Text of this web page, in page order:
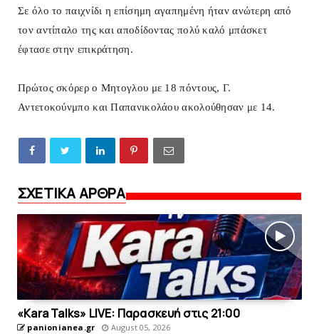
Σε όλο το παιχνίδι η επίσημη αγαπημένη ήταν ανώτερη από
τον αντίπαλο της και αποδίδοντας πολύ καλό μπάσκετ
έφτασε στην επικράτηση.
Πρώτος σκόρερ ο Μητογλου με 18 πόντους, Γ.
Αντετοκούνμπο και Παπανικολάου ακολούθησαν με 14.
ΣΧΕΤΙΚΑ ΑΡΘΡΑ
«Kara Talks» LIVE: Παρασκευή στις 21:00
panionianea.gr August 05, 2026